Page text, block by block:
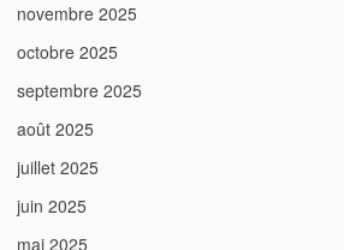
novembre 2025
octobre 2025
septembre 2025
août 2025
juillet 2025
juin 2025
mai 2025